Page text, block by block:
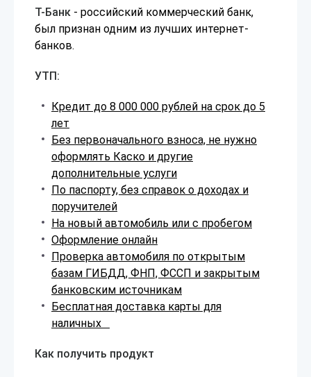
Т-Банк - российский коммерческий банк,
был признан одним из лучших интернет-
банков.
УТП:
Кредит до 8 000 000 рублей на срок до 5
лет
Без первоначального взноса, не нужно
оформлять Каско и другие
дополнительные услуги
По паспорту, без справок о доходах и
поручителей
На новый автомобиль или с пробегом
Оформление онлайн
Проверка автомобиля по открытым
базам ГИБДД, ФНП, ФССП и закрытым
банковским источникам
Бесплатная доставка карты для
наличных
Как получить продукт